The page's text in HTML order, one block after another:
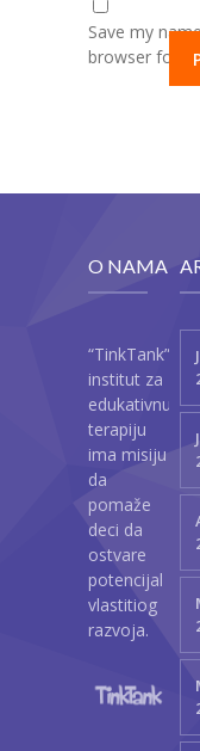
Save my
browser for
O NAMA
“TinkTank”
institut za
edukativnu
terapiju
ima misiju
da
pomaže
deci da
ostvare
potencijal
vlastitiog
razvoja.